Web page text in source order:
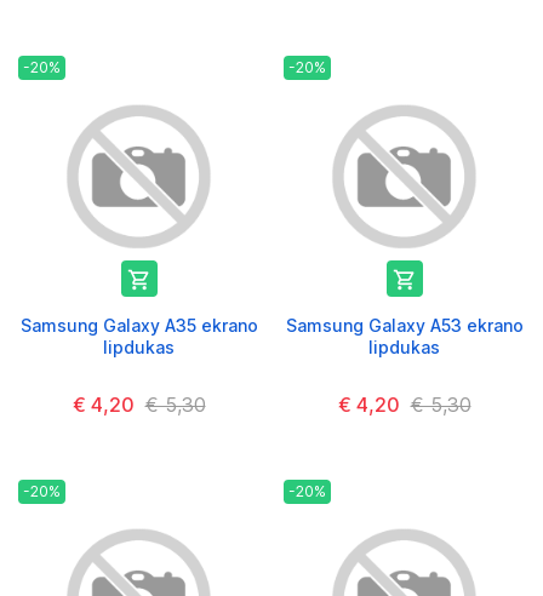
-20%

Samsung Galaxy A35 ekrano
lipdukas
€ 4,20 € 5,30
-20%

Samsung Galaxy A53 ekrano
lipdukas
€ 4,20 € 5,30
-20% -20%